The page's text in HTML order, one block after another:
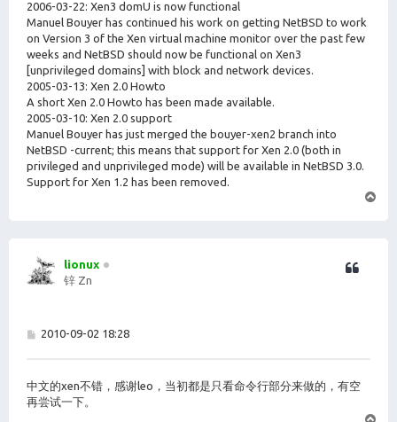
2006-03-22: Xen3 domU is now functional
Manuel Bouyer has continued his work on getting NetBSD to work
on Version 3 of the Xen virtual machine monitor over the past few
weeks and NetBSD should now be functional on Xen3
[unprivileged domains] with block and network devices.
2005-03-13: Xen 2.0 Howto
A short Xen 2.0 Howto has been made available.
2005-03-10: Xen 2.0 support
Manuel Bouyer has just merged the bouyer-xen2 branch into
NetBSD -current; this means that support for Xen 2.0 (both in
privileged and unprivileged mode) will be available in NetBSD 3.0.
Support for Xen 1.2 has been removed.
lionux
锌 Zn
帖
2010-09-02 18:28
中文的xen不错，感谢leo，当初都是只看命令行部分来做的，有空
再尝试一下。